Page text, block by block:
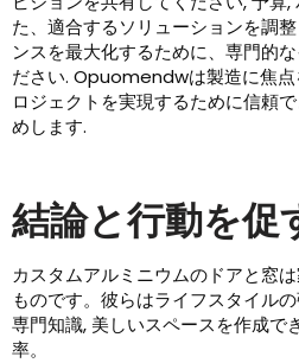
た、適合するソリューションを調
ンスを最大化するために、専門的
ださい. Opuomendwは製造に焦点
ロジェクトを実現するために信頼
めします.
結論と行動を促
カスタムアルミニウムのドアと窓
ものです。彼らはライフスタイル
専門知識, 美しいスペースを作成で
率。